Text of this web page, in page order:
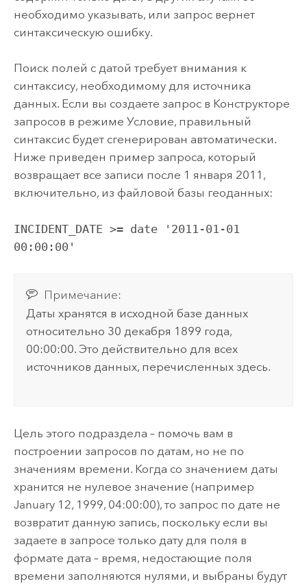
необходимо указывать, или запрос вернет
синтаксическую ошибку.
Поиск полей с датой требует внимания к
синтаксису, необходимому для источника
данных. Если вы создаете запрос в Конструкторе
запросов в режиме Условие, правильный
синтаксис будет сгенерирован автоматически.
Ниже приведен пример запроса, который
возвращает все записи после 1 января 2011,
включительно, из файловой базы геоданных:
INCIDENT_DATE >= date '2011-01-01
00:00:00'
Примечание:
Даты хранятся в исходной базе данных
относительно 30 декабря 1899 года,
00:00:00. Это действительно для всех
источников данных, перечисленных здесь.
Цель этого подраздела – помочь вам в
построении запросов по датам, но не по
значениям времени. Когда со значением даты
хранится не нулевое значение (например
January 12, 1999, 04:00:00), то запрос по дате не
возвратит данную запись, поскольку если вы
задаете в запросе только дату для поля в
формате дата – время, недостающие поля
времени заполняются нулями, и выбраны будут